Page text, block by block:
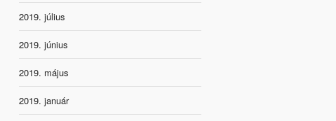
2019. július
2019. június
2019. május
2019. január